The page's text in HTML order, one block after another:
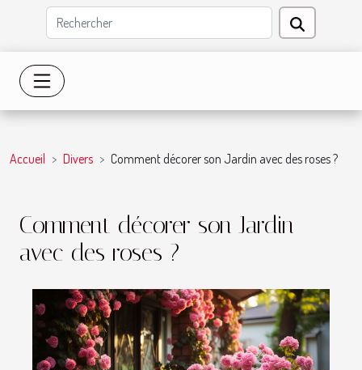
Accueil Divers Comment décorer son Jardin avec des roses ?
Comment décorer son Jardin
avec des roses ?